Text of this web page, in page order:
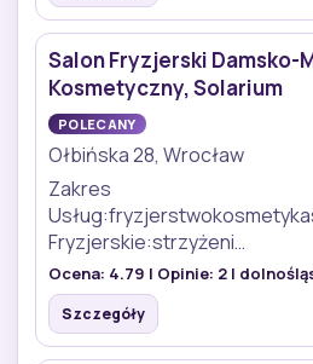
Salon Fryzjerski Damsko-
Kosmetyczny, Solarium
POLECANY
Ołbińska 28, Wrocław
Zakres
Fryzjerskie:strzyżeni…
Ocena: 4.79 | Opinie: 2 |
Szczegóły